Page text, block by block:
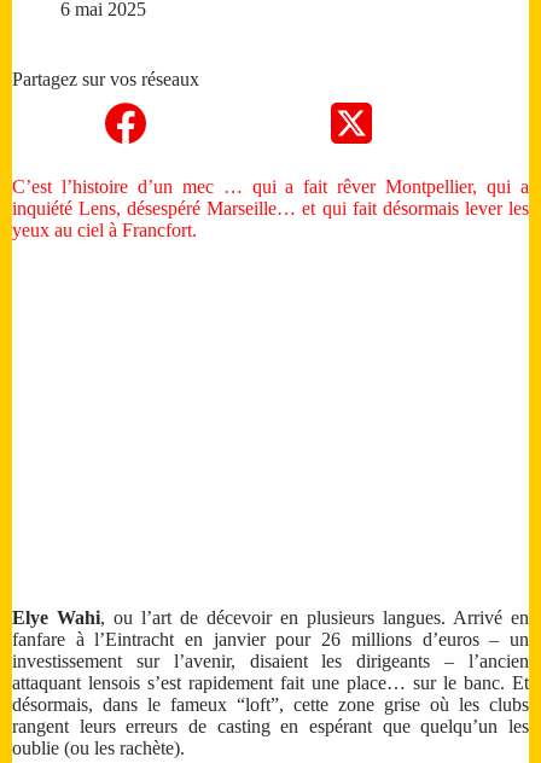
6 mai 2025
Partagez sur vos réseaux
C’est l’histoire d’un mec … qui a fait rêver Montpellier, qui a
inquiété Lens, désespéré Marseille… et qui fait désormais lever les
yeux au ciel à Francfort.
Elye Wahi, ou l’art de décevoir en plusieurs langues. Arrivé en
fanfare à l’Eintracht en janvier pour 26 millions d’euros – un
investissement sur l’avenir, disaient les dirigeants – l’ancien
attaquant lensois s’est rapidement fait une place… sur le banc. Et
désormais, dans le fameux “loft”, cette zone grise où les clubs
rangent leurs erreurs de casting en espérant que quelqu’un les
oublie (ou les rachète).